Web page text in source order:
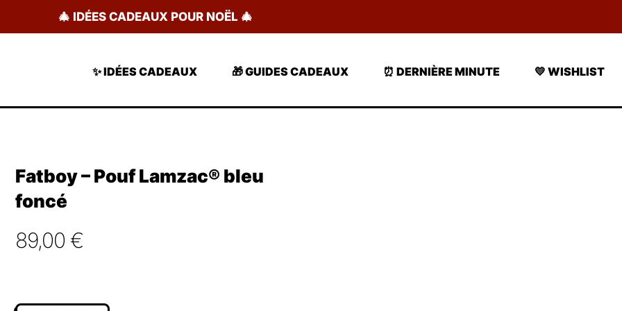
🎄 IDÉES CADEAUX POUR NOËL 🎄
✨ IDÉES CADEAUX 🎁 GUIDES CADEAUX ⏰ DERNIÈRE MINUTE 💛 WISHLIST
Fatboy – Pouf Lamzac® bleu
foncé
89,00 €